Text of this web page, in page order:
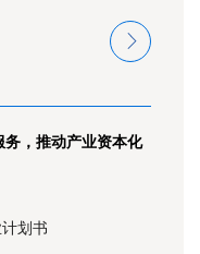
务，推动产业资本化
划书